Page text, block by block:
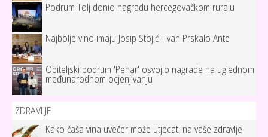
Podrum Tolj donio nagradu hercegovačkom ruralu
Najbolje vino imaju Josip Stojić i Ivan Prskalo Ante
Obiteljski podrum 'Pehar' osvojio nagrade na uglednom
međunarodnom ocjenjivanju
ZDRAVLJE
Kako čaša vina uvečer može utjecati na vaše zdravlje